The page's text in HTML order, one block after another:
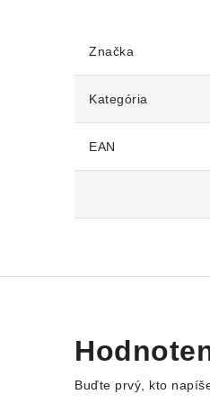
Značka
Kategória
EAN
Buďte prvý, kto